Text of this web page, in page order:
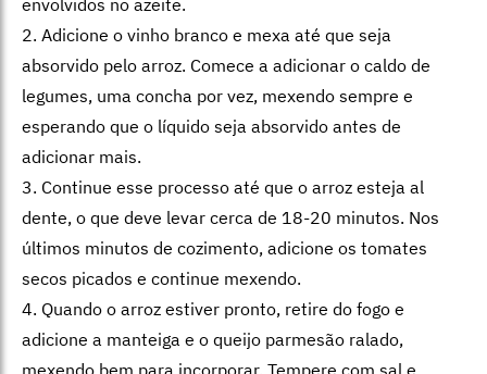
envolvidos no azeite.
2. Adicione o vinho branco e mexa até que seja
absorvido pelo arroz. Comece a adicionar o caldo de
legumes, uma concha por vez, mexendo sempre e
esperando que o líquido seja absorvido antes de
adicionar mais.
3. Continue esse processo até que o arroz esteja al
dente, o que deve levar cerca de 18-20 minutos. Nos
últimos minutos de cozimento, adicione os tomates
secos picados e continue mexendo.
4. Quando o arroz estiver pronto, retire do fogo e
adicione a manteiga e o queijo parmesão ralado,